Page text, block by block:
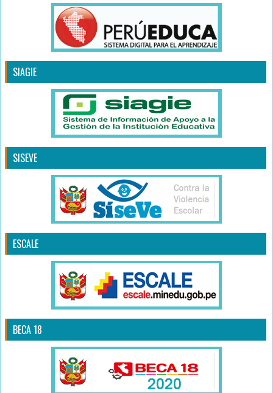
SIAGIE
SISEVE
ESCALE
BECA 18